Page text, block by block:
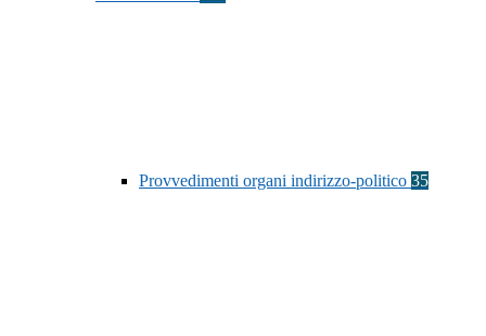
Provvedimenti organi indirizzo-politico 35